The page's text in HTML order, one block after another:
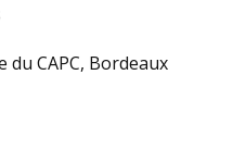
du CAPC, Bordeaux